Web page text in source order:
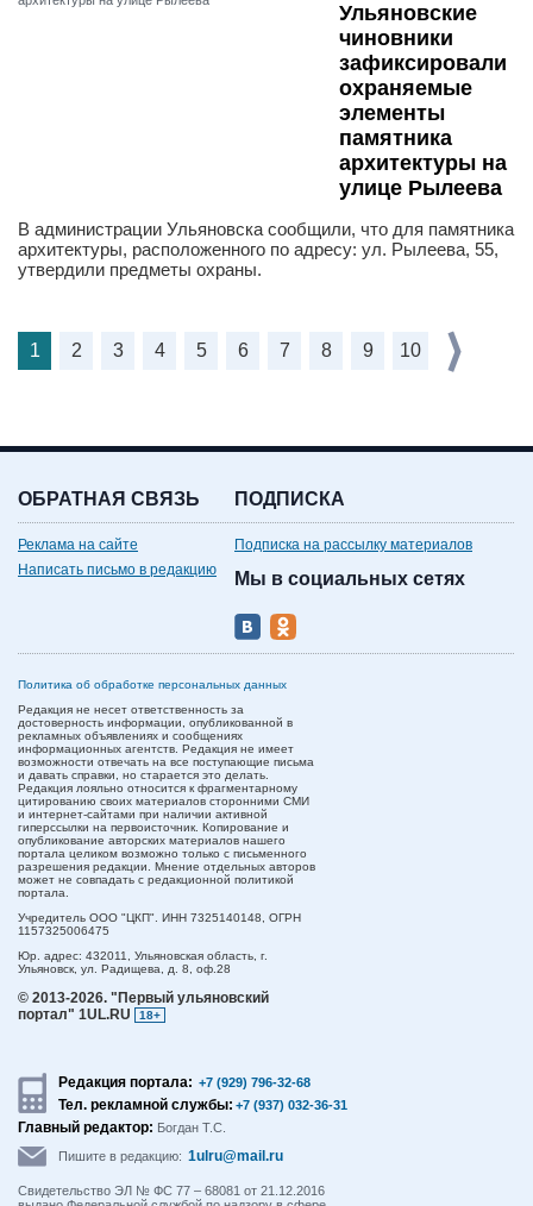
Ульяновские
чиновники
зафиксировали
охраняемые
элементы
памятника
архитектуры на
улице Рылеева
В администрации Ульяновска сообщили, что для памятника
архитектуры, расположенного по адресу: ул. Рылеева, 55,
утвердили предметы охраны.
1 2 3 4 5 6 7 8 9 10
ОБРАТНАЯ СВЯЗЬ
Реклама на сайте
Написать письмо в редакцию
ПОДПИСКА
Подписка на рассылку материалов
Мы в социальных сетях
Политика об обработке персональных данных
Редакция не несет ответственность за
достоверность информации, опубликованной в
рекламных объявлениях и сообщениях
информационных агентств. Редакция не имеет
возможности отвечать на все поступающие письма
и давать справки, но старается это делать.
Редакция лояльно относится к фрагментарному
цитированию своих материалов сторонними СМИ
и интернет-сайтами при наличии активной
гиперссылки на первоисточник. Копирование и
опубликование авторских материалов нашего
портала целиком возможно только с письменного
разрешения редакции. Мнение отдельных авторов
может не совпадать с редакционной политикой
портала.
Учредитель ООО "ЦКП". ИНН 7325140148, ОГРН
1157325006475
Юр. адрес: 432011, Ульяновская область, г.
Ульяновск, ул. Радищева, д. 8, оф.28
© 2013-2026. "Первый ульяновский
портал" 1UL.RU
18+
Редакция портала: +7 (929) 796-32-68
Тел. рекламной службы: +7 (937) 032-36-31
Главный редактор: Богдан Т.С.
Пишите в редакцию: 1ulru@mail.ru
Свидетельство ЭЛ № ФС 77 – 68081 от 21.12.2016